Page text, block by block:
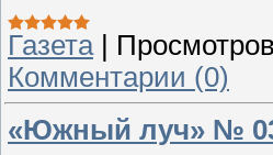
Газета|
Комментарии (0)
«Южный луч» №